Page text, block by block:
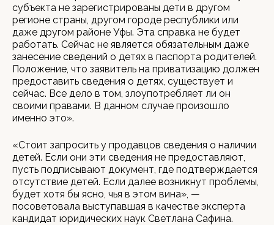
субъекта не зарегистрированы дети в другом
регионе страны, другом городе республики или
даже другом районе Уфы. Эта справка не будет
работать. Сейчас не является обязательным даже
занесение сведений о детях в паспорта родителей.
Положение, что заявитель на приватизацию должен
предоставить сведения о детях, существует и
сейчас. Все дело в том, злоупотребляет ли он
своими правами. В данном случае произошло
именно это».
«Стоит запросить у продавцов сведения о наличии
детей. Если они эти сведения не предоставляют,
пусть подписывают документ, где подтверждается
отсутствие детей. Если далее возникнут проблемы,
будет хотя бы ясно, чья в этом вина», —
посоветовала выступавшая в качестве эксперта
кандидат юридических наук Светлана Сафина.